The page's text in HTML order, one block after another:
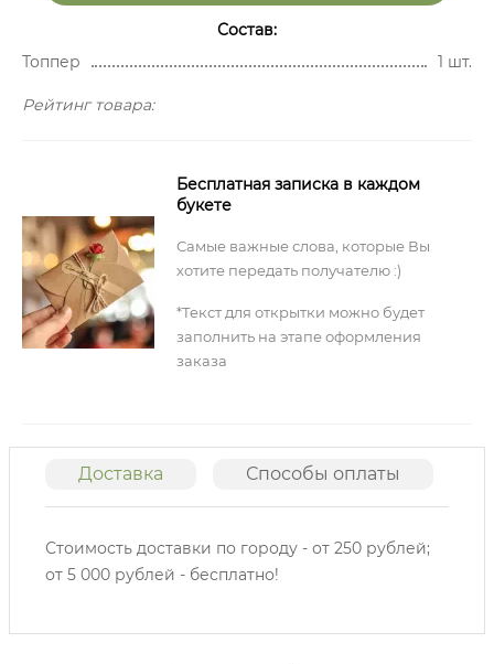
Состав:
Топпер
1 шт.
Рейтинг товара:
Бесплатная записка в каждом
букете
Самые важные слова, которые Вы
хотите передать получателю :)
*Текст для открытки можно будет
заполнить на этапе оформления
заказа
Доставка Способы оплаты
Стоимость доставки по городу - от 250 рублей;
от 5 000 рублей - бесплатно!